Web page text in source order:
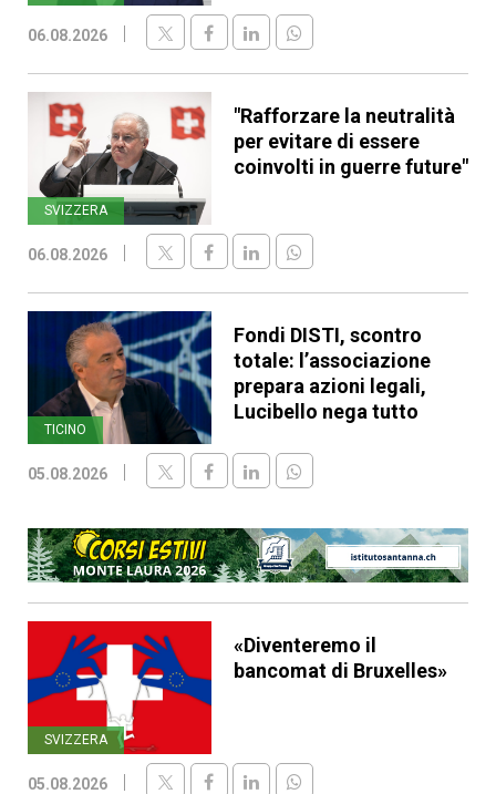
06.08.2026
SVIZZERA
"Rafforzare la neutralità
per evitare di essere
coinvolti in guerre future"
06.08.2026
TICINO
Fondi DISTI, scontro
totale: l’associazione
prepara azioni legali,
Lucibello nega tutto
05.08.2026
SVIZZERA
«Diventeremo il
bancomat di Bruxelles»
05.08.2026